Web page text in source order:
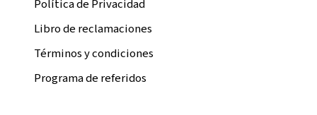
Política de Privacidad
Libro de reclamaciones
Términos y condiciones
Programa de referidos